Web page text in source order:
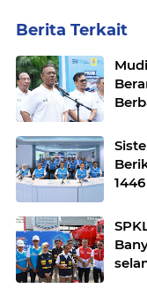
Berita Terkait